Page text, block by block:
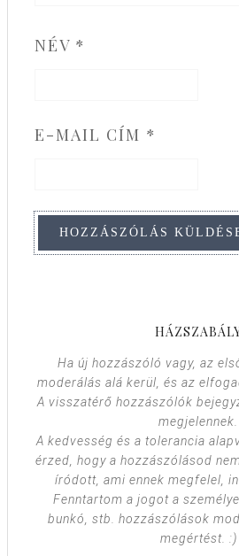
NÉV *
E-MAIL CÍM *
Ha új hozzászóló vagy, az
moderálás alá kerül, és az
A visszatérő hozzászólók
megjelennek.
A kedvesség és a tolerancia
érzed, hogy a hozzászólásod
íródott, ami ennek megfelel,
Fenntartom a jogot a
bunkó, stb. hozzászólások
megértést. :)